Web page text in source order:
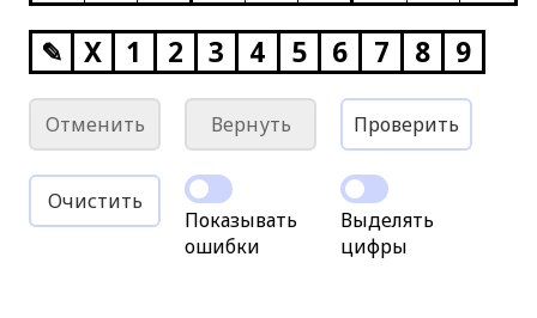
✎ X 1 2 3 4 5 6 7 8 9
Отменить Вернуть Проверить
Очистить
Показывать
ошибки
Выделять
цифры